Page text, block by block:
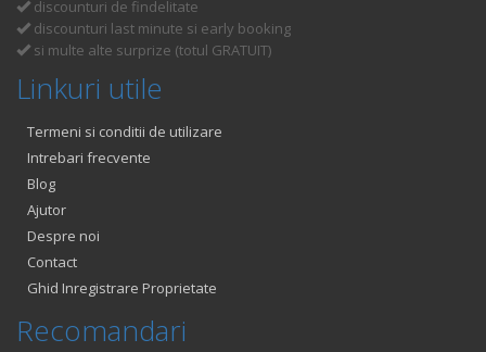
discounturi de findelitate
discounturi last minute si early booking
si multe alte surprize (totul GRATUIT)
Linkuri utile
Termeni si conditii de utilizare
Intrebari frecvente
Blog
Ajutor
Despre noi
Contact
Ghid Inregistrare Proprietate
Recomandari